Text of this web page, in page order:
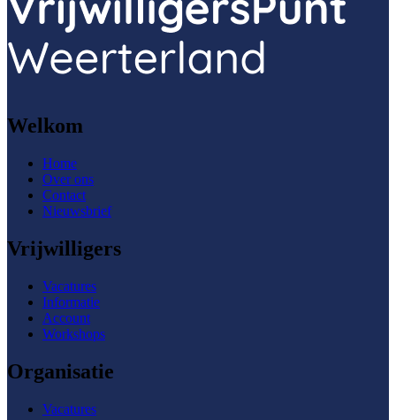
Welkom
Home
Over ons
Contact
Nieuwsbrief
Vrijwilligers
Vacatures
Informatie
Account
Workshops
Organisatie
Vacatures